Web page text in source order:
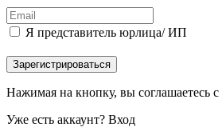
Я представитель юрлица/ ИП
Зарегистрироваться
Нажимая на кнопку, вы соглашаетесь с
Уже есть аккаунт? Вход